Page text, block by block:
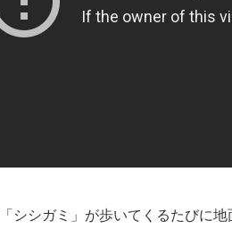
シシガミ」が歩いてくるたびに